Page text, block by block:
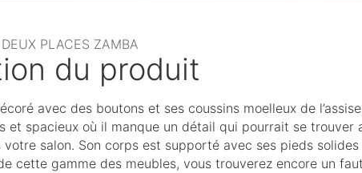
PLACES ZAMBA
du produit
avec des boutons et ses coussins moelleux de
spacieux où il manque un détail qui pourrait se trouver
salon. Son corps est supporté avec ses pieds
cette gamme des meubles, vous trouverez encore un